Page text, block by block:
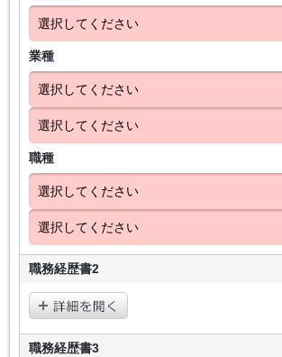
業種
職種
職務経歴書2
職務経歴書3